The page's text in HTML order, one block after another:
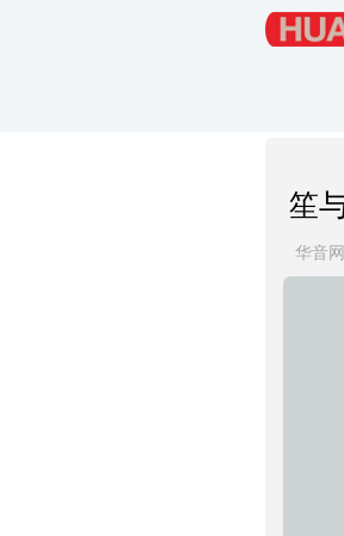
笙
华音网